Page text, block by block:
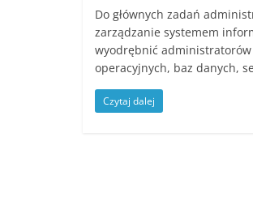
Do głównych zadań
zarządzanie systemem
wyodrębnić
operacyjnych, baz danych,
Czytaj dalej